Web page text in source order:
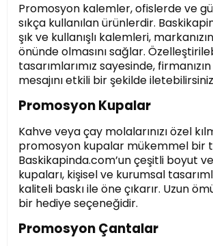
Promosyon kalemler, ofislerde ve
sıkça kullanılan ürünlerdir.
şık ve kullanışlı kalemleri,
önünde olmasını sağlar.
tasarımlarımız sayesinde,
mesajını etkili bir şekilde
Promosyon Kupalar
Kahve veya çay molalarınızı özel
promosyon kupalar mükemmel bir
Baskikapinda.com’un çeşitli boyut
kupaları, kişisel ve kurumsal
kaliteli baskı ile öne çıkarır. Uzun
bir hediye seçeneğidir.
Promosyon Çantalar